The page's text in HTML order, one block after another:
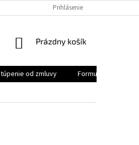
PORIADOK FORMULÁR NA
Prihlásenie
NÁKUPNÝ
Prázdny košík
od zmluvy
Formulár na